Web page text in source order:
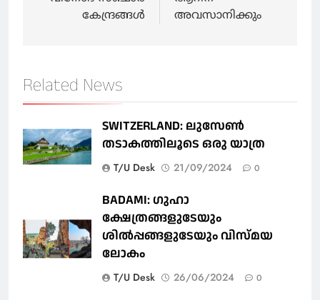
കേന്ദ്രങ്ങൾ
അവസാനിക്കും
Related News
SWITZERLAND: ലുസേൺ
തടാകത്തിലൂടെ ഒരു യാത്ര
T/U Desk 21/09/2024 0
BADAMI: ഗുഹാ
ക്ഷേത്രങ്ങളുടേയും
ശിൽപ്പങ്ങളുടേയും വിസ്മയ
ലോകം
T/U Desk 26/06/2024 0